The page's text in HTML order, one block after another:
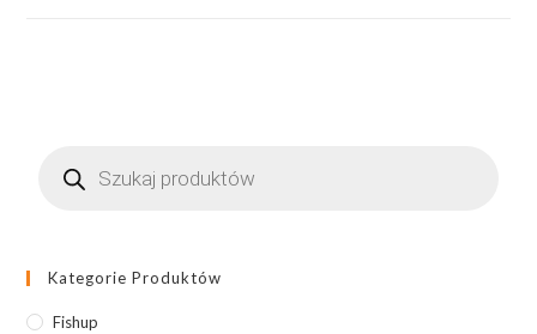
produktów
Kategorie Produktów
Fishup